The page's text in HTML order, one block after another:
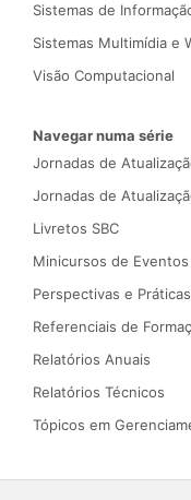
Sistemas de
Sistemas Multimídia e
Visão Computacional
Navegar numa série
Jornadas de
Jornadas de
Livretos SBC
Minicursos de Eventos
Perspectivas e
Referenciais de
Relatórios Anuais
Relatórios Técnicos
Tópicos em